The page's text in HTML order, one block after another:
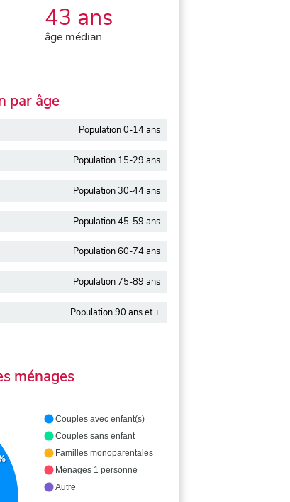
43 ans
âge médian
par âge
Population 0-14 ans
Population 15-29 ans
Population 30-44 ans
Population 45-59 ans
Population 60-74 ans
Population 75-89 ans
Population 90 ans et +
ménages
Couples avec enfant(s)
Couples sans enfant
Familles monoparentales
Ménages 1 personne
Autre